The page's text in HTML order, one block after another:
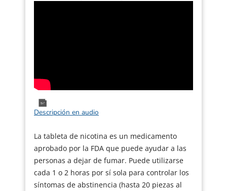
Descripción en audio
La tableta de nicotina es un medicamento
aprobado por la FDA que puede ayudar a las
personas a dejar de fumar. Puede utilizarse
cada 1 o 2 horas por sí sola para controlar los
síntomas de abstinencia (hasta 20 piezas al